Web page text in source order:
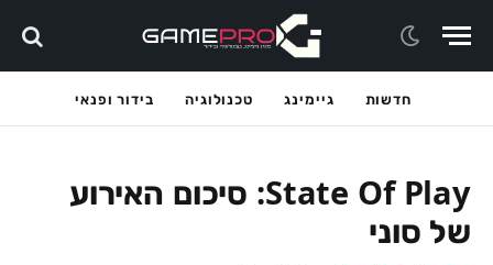
חדשות גיימינג טכנולוגיה בידור ופנאי
State Of Play: סיכום האירוע
של סוני